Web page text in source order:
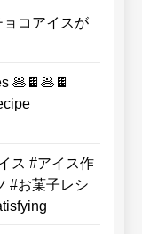
コアイスが
🥞🍫🥞🍫
ス #アイス作
#お菓子レシ